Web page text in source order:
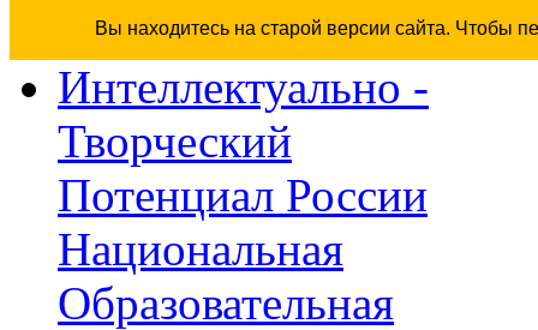
Вы находитесь на старой версии сайта. Чтобы
Интеллектуально -
Творческий
Потенциал России
Национальная
Образовательная